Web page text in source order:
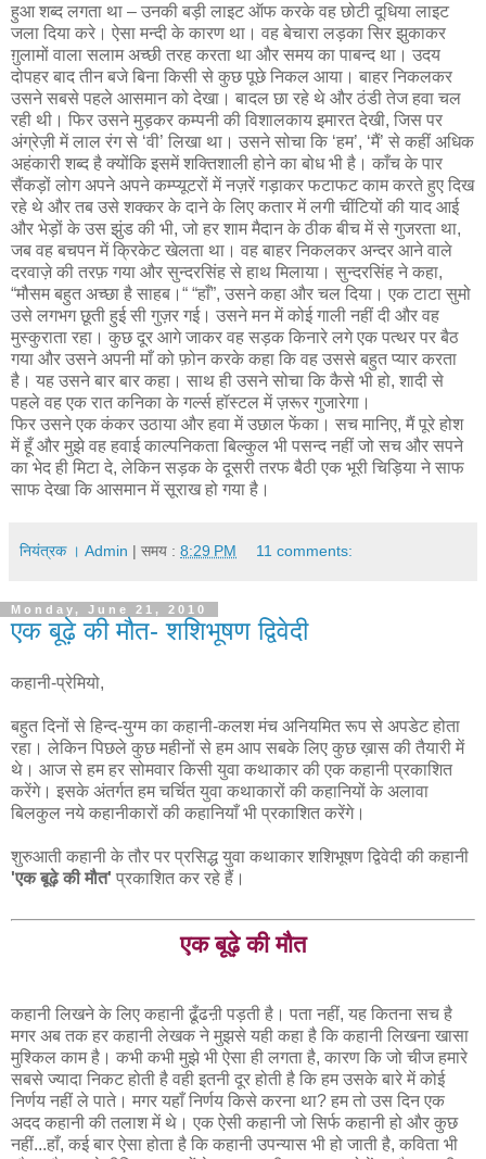
हुआ शब्द लगता था – उनकी बड़ी लाइट ऑफ करके वह छोटी दूधिया लाइट
जला दिया करे। ऐसा मन्दी के कारण था। वह बेचारा लड़का सिर झुकाकर
ग़ुलामों वाला सलाम अच्छी तरह करता था और समय का पाबन्द था। उदय
दोपहर बाद तीन बजे बिना किसी से कुछ पूछे निकल आया। बाहर निकलकर
उसने सबसे पहले आसमान को देखा। बादल छा रहे थे और ठंडी तेज हवा चल
रही थी। फिर उसने मुड़कर कम्पनी की विशालकाय इमारत देखी, जिस पर
अंग्रेज़ी में लाल रंग से ‘वी’ लिखा था। उसने सोचा कि ‘हम’, ‘मैं’ से कहीं अधिक
अहंकारी शब्द है क्योंकि इसमें शक्तिशाली होने का बोध भी है। काँच के पार
सैंकड़ों लोग अपने अपने कम्प्यूटरों में नज़रें गड़ाकर फटाफट काम करते हुए दिख
रहे थे और तब उसे शक्कर के दाने के लिए कतार में लगी चींटियों की याद आई
और भेड़ों के उस झुंड की भी, जो हर शाम मैदान के ठीक बीच में से गुजरता था,
जब वह बचपन में क्रिकेट खेलता था। वह बाहर निकलकर अन्दर आने वाले
दरवाज़े की तरफ़ गया और सुन्दरसिंह से हाथ मिलाया। सुन्दरसिंह ने कहा,
“मौसम बहुत अच्छा है साहब।“ “हाँ”, उसने कहा और चल दिया। एक टाटा सुमो
उसे लगभग छूती हुई सी गुज़र गई। उसने मन में कोई गाली नहीं दी और वह
मुस्कुराता रहा। कुछ दूर आगे जाकर वह सड़क किनारे लगे एक पत्थर पर बैठ
गया और उसने अपनी माँ को फ़ोन करके कहा कि वह उससे बहुत प्यार करता
है। यह उसने बार बार कहा। साथ ही उसने सोचा कि कैसे भी हो, शादी से
पहले वह एक रात कनिका के गर्ल्स हॉस्टल में ज़रूर गुजारेगा।
फिर उसने एक कंकर उठाया और हवा में उछाल फेंका। सच मानिए, मैं पूरे होश
में हूँ और मुझे वह हवाई काल्पनिकता बिल्कुल भी पसन्द नहीं जो सच और सपने
का भेद ही मिटा दे, लेकिन सड़क के दूसरी तरफ बैठी एक भूरी चिड़िया ने साफ
साफ देखा कि आसमान में सूराख हो गया है।
नियंत्रक । Admin | समय : 8:29 PM 11 comments:
Monday, June 21, 2010
एक बूढ़े की मौत- शशिभूषण द्विवेदी
कहानी-प्रेमियो,
बहुत दिनों से हिन्द-युग्म का कहानी-कलश मंच अनियमित रूप से अपडेट होता
रहा। लेकिन पिछले कुछ महीनों से हम आप सबके लिए कुछ ख़ास की तैयारी में
थे। आज से हम हर सोमवार किसी युवा कथाकार की एक कहानी प्रकाशित
करेंगे। इसके अंतर्गत हम चर्चित युवा कथाकारों की कहानियों के अलावा
बिलकुल नये कहानीकारों की कहानियाँ भी प्रकाशित करेंगे।
शुरुआती कहानी के तौर पर प्रसिद्ध युवा कथाकार शशिभूषण द्विवेदी की कहानी
'एक बूढ़े की मौत' प्रकाशित कर रहे हैं।
एक बूढ़े की मौत
कहानी लिखने के लिए कहानी ढूँढऩी पड़ती है। पता नहीं, यह कितना सच है
मगर अब तक हर कहानी लेखक ने मुझसे यही कहा है कि कहानी लिखना खासा
मुश्किल काम है। कभी कभी मुझे भी ऐसा ही लगता है, कारण कि जो चीज हमारे
सबसे ज्यादा निकट होती है वही इतनी दूर होती है कि हम उसके बारे में कोई
निर्णय नहीं ले पाते। मगर यहाँ निर्णय किसे करना था? हम तो उस दिन एक
अदद कहानी की तलाश में थे। एक ऐसी कहानी जो सिर्फ कहानी हो और कुछ
नहीं...हाँ, कई बार ऐसा होता है कि कहानी उपन्यास भी हो जाती है, कविता भी